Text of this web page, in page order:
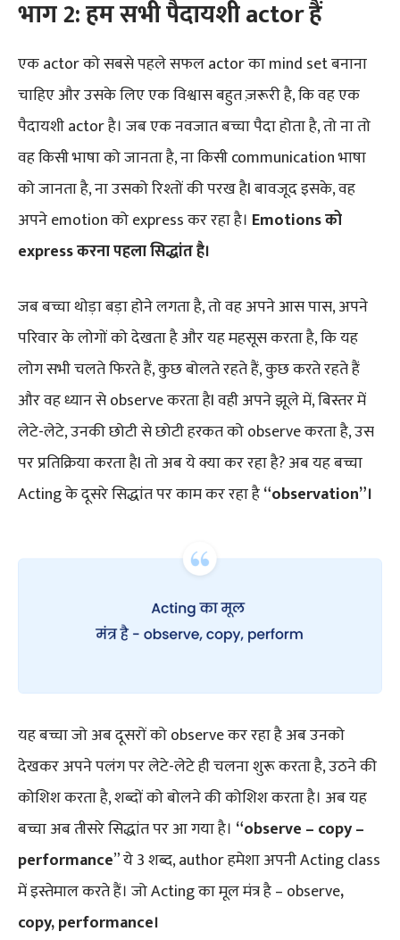
भाग 2: हम सभी पैदायशी actor हैं
एक actor को सबसे पहले सफल actor का mind set बनाना
चाहिए और उसके लिए एक विश्वास बहुत ज़रूरी है, कि वह एक
पैदायशी actor है। जब एक नवजात बच्चा पैदा होता है, तो ना तो
वह किसी भाषा को जानता है, ना किसी communication भाषा
को जानता है, ना उसको रिश्तों की परख हैI बावजूद इसके, वह
अपने emotion को express कर रहा है। Emotions को
express करना पहला सिद्धांत है।
जब बच्चा थोड़ा बड़ा होने लगता है, तो वह अपने आस पास, अपने
परिवार के लोगों को देखता है और यह महसूस करता है, कि यह
लोग सभी चलते फिरते हैं, कुछ बोलते रहते हैं, कुछ करते रहते हैं
और वह ध्यान से observe करता हैI वही अपने झूले में, बिस्तर में
लेटे-लेटे, उनकी छोटी से छोटी हरकत को observe करता है, उस
पर प्रतिक्रिया करता हैI तो अब ये क्या कर रहा है? अब यह बच्चा
Acting के दूसरे सिद्धांत पर काम कर रहा है“observation”।
यह बच्चा जो अब दूसरों को observe कर रहा है अब उनको
देखकर अपने पलंग पर लेटे-लेटे ही चलना शुरू करता है, उठने की
कोशिश करता है, शब्दों को बोलने की कोशिश करता है। अब यह
बच्चा अब तीसरे सिद्धांत पर आ गया है। “observe – copy–
performance” ये 3 शब्द, author हमेशा अपनी Acting class
में इस्तेमाल करते हैं। जो Acting का मूल मंत्र है – observe,
copy,performance।